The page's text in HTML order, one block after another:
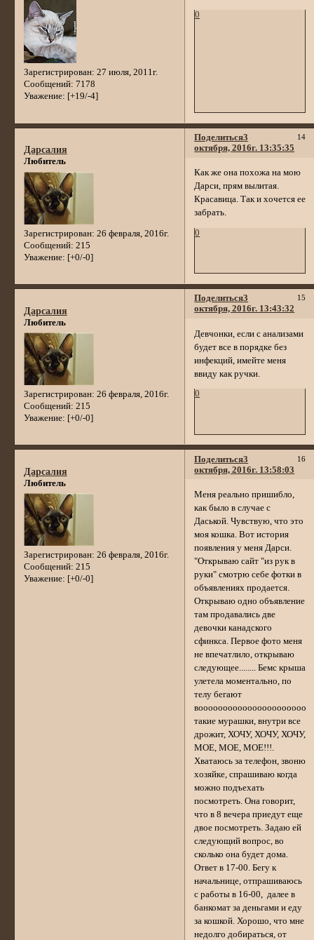
Зарегистрирован: 27 июля, 2011г.
Сообщений: 7178
Уважение: [+19/-4]
0
Поделиться 14
3
октября, 2016г. 13:35:35
Дарсалия
Любитель
Зарегистрирован: 26 февраля, 2016г.
Сообщений: 215
Уважение: [+0/-0]
Как же она похожа на мою
Дарси, прям вылитая.
Красавица. Так и хочется ее
забрать.
0
Поделиться 15
3
октября, 2016г. 13:43:32
Дарсалия
Любитель
Зарегистрирован: 26 февраля, 2016г.
Сообщений: 215
Уважение: [+0/-0]
Девчонки, если с анализами
будет все в порядке без
инфекций, имейте меня
ввиду как ручки.
0
Поделиться 16
3
октября, 2016г. 13:58:03
Дарсалия
Любитель
Зарегистрирован: 26 февраля, 2016г.
Сообщений: 215
Уважение: [+0/-0]
Меня реально пришибло,
как было в случае с
Даськой. Чувствую, что это
моя кошка. Вот история
появления у меня Дарси.
"Открываю сайт "из рук в
руки" смотрю себе фотки в
объявлениях продается.
Открываю одно объявление
там продавались две
девочки канадского
сфинкса. Первое фото меня
не впечатлило, открываю
следующее........ Бемс крыша
улетела моментально, по
телу бегают
такие мурашки, внутри все
дрожит, ХОЧУ, ХОЧУ, ХОЧУ,
МОЕ, МОЕ, МОЕ!!!.
Хватаюсь за телефон, звоню
хозяйке, спрашиваю когда
можно подъехать
посмотреть. Она говорит,
что в 8 вечера приедут еще
двое посмотреть. Задаю ей
следующий вопрос, во
сколько она будет дома.
Ответ в 17-00. Бегу к
начальнице, отпрашиваюсь
с работы в 16-00, далее в
банкомат за деньгами и еду
за кошкой. Хорошо, что мне
недолго добираться, от